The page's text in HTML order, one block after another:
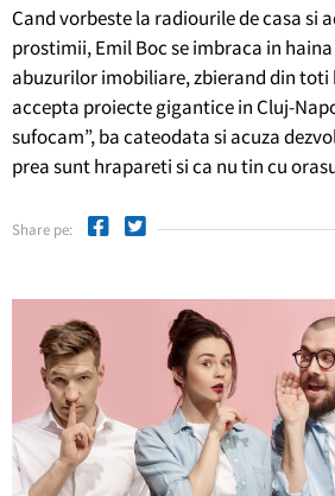
Cand vorbeste la radiourile de casa si
prostimii, Emil Boc se imbraca in
abuzurilor imobiliare, zbierand din toti
accepta proiecte gigantice in Cluj-
sufocam”, ba cateodata si acuza
prea sunt hrapareti si ca nu tin cu
Share pe: